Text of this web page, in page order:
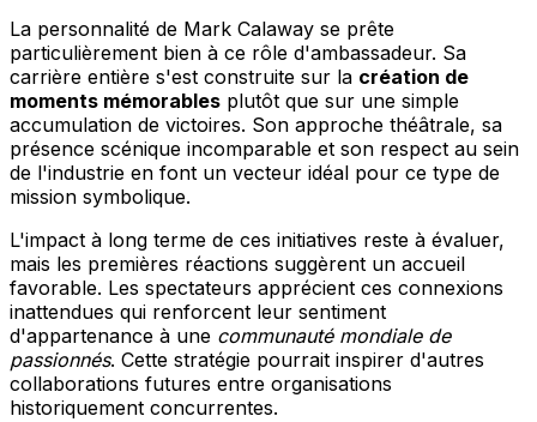
La personnalité de Mark Calaway se prête
particulièrement bien à ce rôle d'ambassadeur. Sa
carrière entière s'est construite sur la création de
moments mémorables plutôt que sur une simple
accumulation de victoires. Son approche théâtrale, sa
présence scénique incomparable et son respect au sein
de l'industrie en font un vecteur idéal pour ce type de
mission symbolique.
L'impact à long terme de ces initiatives reste à évaluer,
mais les premières réactions suggèrent un accueil
favorable. Les spectateurs apprécient ces connexions
inattendues qui renforcent leur sentiment
d'appartenance à une communauté mondiale de
passionnés. Cette stratégie pourrait inspirer d'autres
collaborations futures entre organisations
historiquement concurrentes.